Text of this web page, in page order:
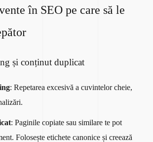
în SEO pe care să le
și conținut duplicat
: Repetarea excesivă a cuvintelor cheie,
: Paginile copiate sau similare te pot
Folosește etichete canonice și creează